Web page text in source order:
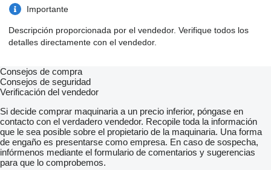
Importante
Descripción proporcionada por el vendedor. Verifique todos los
detalles directamente con el vendedor.
Consejos de compra
Consejos de seguridad
Verificación del vendedor
Si decide comprar maquinaria a un precio inferior, póngase en
contacto con el verdadero vendedor. Recopile toda la información
que le sea posible sobre el propietario de la maquinaria. Una forma
de engaño es presentarse como empresa. En caso de sospecha,
infórmenos mediante el formulario de comentarios y sugerencias
para que lo comprobemos.